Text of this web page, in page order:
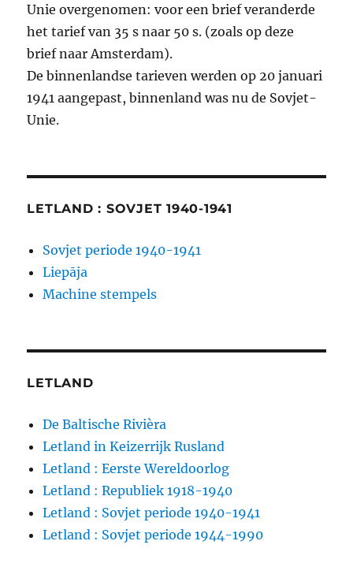
Unie overgenomen: voor een brief veranderde
het tarief van 35 s naar 50 s. (zoals op deze
brief naar Amsterdam).
De binnenlandse tarieven werden op 20 januari
1941 aangepast, binnenland was nu de Sovjet-
Unie.
LETLAND : SOVJET 1940-1941
Sovjet periode 1940-1941
Liepāja
Machine stempels
LETLAND
De Baltische Rivièra
Letland in Keizerrijk Rusland
Letland : Eerste Wereldoorlog
Letland : Republiek 1918-1940
Letland : Sovjet periode 1940-1941
Letland : Sovjet periode 1944-1990